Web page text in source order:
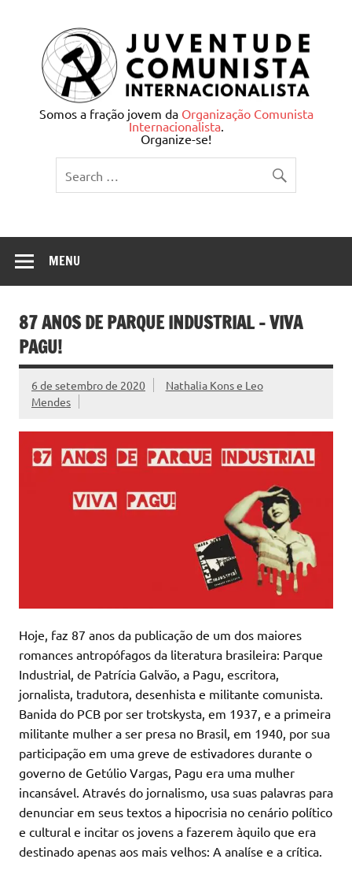
Juventude Comunista
Internacionalista
Somos a fração jovem da Organização Comunista
Internacionalista.
Organize-se!
MENU
87 ANOS DE PARQUE INDUSTRIAL – VIVA
PAGU!
6 de setembro de 2020
Nathalia Kons e Leo
Mendes
Hoje, faz 87 anos da publicação de um dos maiores
romances antropófagos da literatura brasileira: Parque
Industrial, de Patrícia Galvão, a Pagu, escritora,
jornalista, tradutora, desenhista e militante comunista.
Banida do PCB por ser trotskysta, em 1937, e a primeira
militante mulher a ser presa no Brasil, em 1940, por sua
participação em uma greve de estivadores durante o
governo de Getúlio Vargas, Pagu era uma mulher
incansável. Através do jornalismo, usa suas palavras para
denunciar em seus textos a hipocrisia no cenário político
e cultural e incitar os jovens a fazerem àquilo que era
destinado apenas aos mais velhos: A analíse e a crítica.